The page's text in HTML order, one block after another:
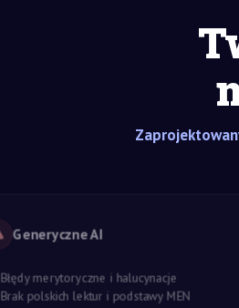
Generyczne AI
Błędy merytoryczne i halucynacje
Brak polskich lektur i podstawy MEN